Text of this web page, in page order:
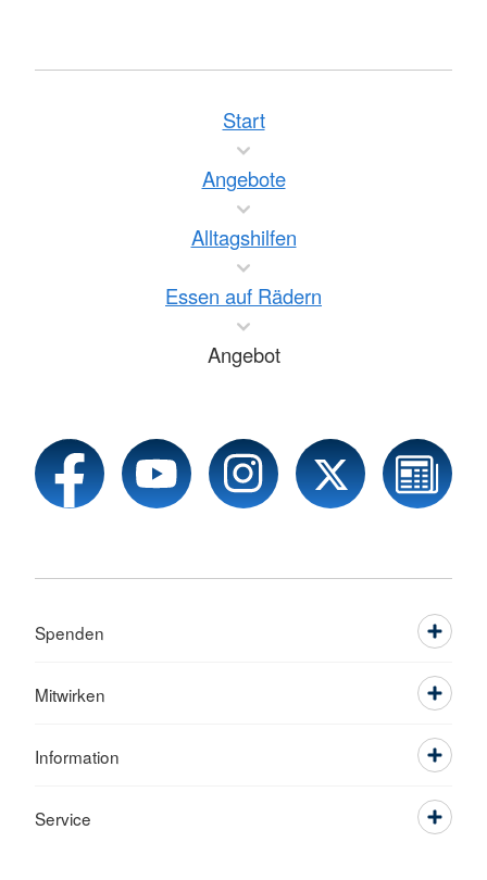
Start
Angebote
Alltagshilfen
Essen auf Rädern
Angebot
Spenden
Mitwirken
Information
Service